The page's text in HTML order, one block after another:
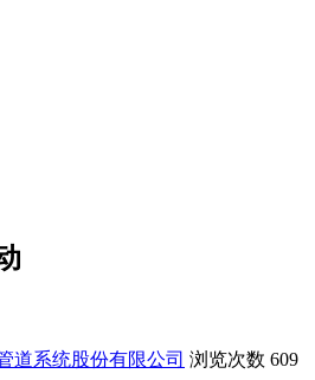
道系统股份有限公司 浏览次数 609